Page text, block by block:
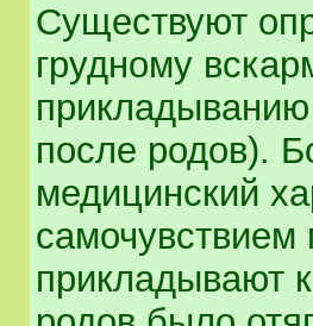
Существуют
грудному
прикладыванию
после родов).
медицинский
прикладывают